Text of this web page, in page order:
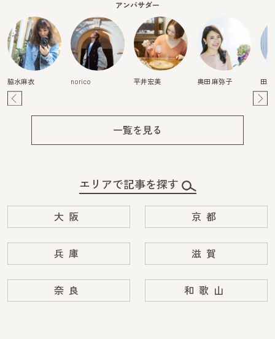
アンバサダー
脇水麻衣 norico 平井宏美 奥田 麻弥子 田
一覧を見る
エリアで記事を探す
大阪 京都
兵庫 滋賀
奈良 和歌山